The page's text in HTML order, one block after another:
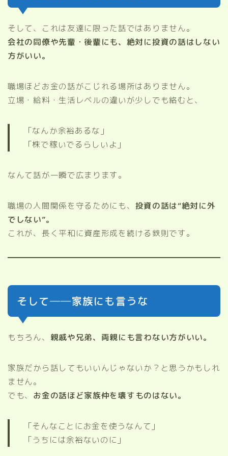
そして、これは友達に限った話ではありません。
会社の同僚や先輩・後輩にも、絶対に投資の話はしない
方がいい。
職場ほどお金の話がこじれる場所はありません。
立場・給料・生活レベルの違いが少しでも絡むと、
「なんか余裕あるな」
「株で稼いでるらしいよ」
なんて話が一瞬で広まります。
職場の人間関係を守るためにも、 投資の話は“絶対に外
でしない”。
これが、長く平和に資産形成を続ける鉄則です。
そして──家族にも言うな
もちろん、 親戚や兄弟、両親にも言わない方がいい。
家族だから話してもいいんじゃないか？と思うかもしれ
ません。
でも、 お金の話ほど家族仲を壊すものはない。
「そんなことにお金を使うなんて」
「うちには余裕ないのに」